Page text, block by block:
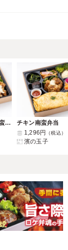
豚の生姜焼き&チキン南蛮弁当
チキン南蛮弁当
1,296円
（税込）
濱の玉子